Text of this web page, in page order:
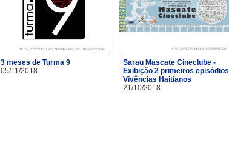
3 meses de Turma 9
05/11/2018
Sarau Mascate Cineclube -
Exibição 2 primeiros episódios
Vivências Haitianos
21/10/2018